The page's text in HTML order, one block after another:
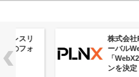
株式会社PlnX、ア
ーバルWeb3カン
「WebX2026」と